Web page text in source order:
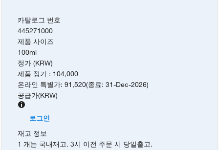
카탈로그 번호
445271000
제품 사이즈
100ml
정가 (KRW)
제품 정가 : 104,000
온라인 특별가:91,520(종료:31-Dec-2026)
공급가(KRW)
로그인
재고 정보
1 개는 국내재고. 3시 이전 주문 시 당일출고.